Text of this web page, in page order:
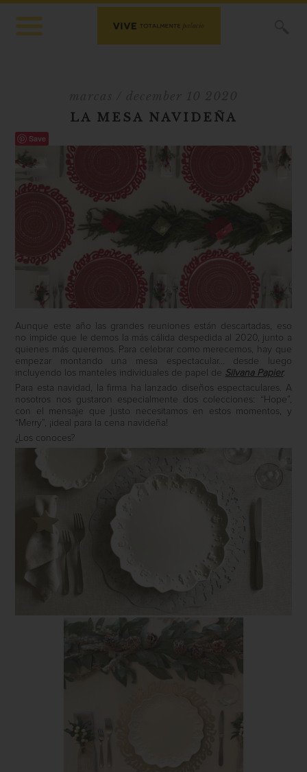
LA MESA NAVIDEÑA
Save
Aunque este año las grandes reuniones están descartadas, eso
no impide que le demos la más cálida despedida al 2020, junto a
quienes más queremos. Para celebrar como merecemos, hay que
empezar montando una mesa espectacular… desde luego
incluyendo los manteles individuales de papel de Silvana Papier.
Para esta navidad, la firma ha lanzado diseños espectaculares. A
nosotros nos gustaron especialmente dos colecciones: “Hope”,
con el mensaje que justo necesitamos en estos momentos, y
“Merry”, ¡ideal para la cena navideña!
¿Los conoces?